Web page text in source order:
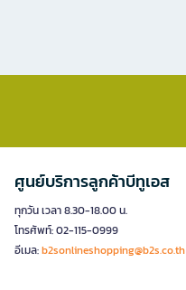
ศูนย์บริการลูกค้าบีทูเอส
ทุกวัน เวลา 8.30-18.00 น.
โทรศัพท์: 02-115-0999
อีเมล:b2sonlineshopping@b2s.co.th